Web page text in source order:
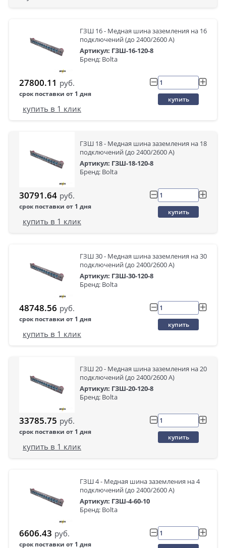
ГЗШ 16 - Медная шина заземления на 16
подключений (до 2400/2600 А)
Артикул: ГЗШ-16-120-8
Бренд: Bolta
27800.11 руб.
срок поставки от 1 дня
купить
купить в 1 клик
ГЗШ 18 - Медная шина заземления на 18
подключений (до 2400/2600 А)
Артикул: ГЗШ-18-120-8
Бренд: Bolta
30791.64 руб.
срок поставки от 1 дня
купить
купить в 1 клик
ГЗШ 30 - Медная шина заземления на 30
подключений (до 2400/2600 А)
Артикул: ГЗШ-30-120-8
Бренд: Bolta
48748.56 руб.
срок поставки от 1 дня
купить
купить в 1 клик
ГЗШ 20 - Медная шина заземления на 20
подключений (до 2400/2600 А)
Артикул: ГЗШ-20-120-8
Бренд: Bolta
33785.75 руб.
срок поставки от 1 дня
купить
купить в 1 клик
ГЗШ 4 - Медная шина заземления на 4
подключений (до 2400/2600 А)
Артикул: ГЗШ-4-60-10
Бренд: Bolta
6606.43 руб.
срок поставки от 1 дня